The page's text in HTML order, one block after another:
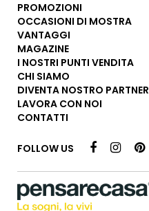
PROMOZIONI
OCCASIONI DI MOSTRA
VANTAGGI
MAGAZINE
I NOSTRI PUNTI VENDITA
CHI SIAMO
DIVENTA NOSTRO PARTNER
LAVORA CON NOI
CONTATTI
FOLLOW US